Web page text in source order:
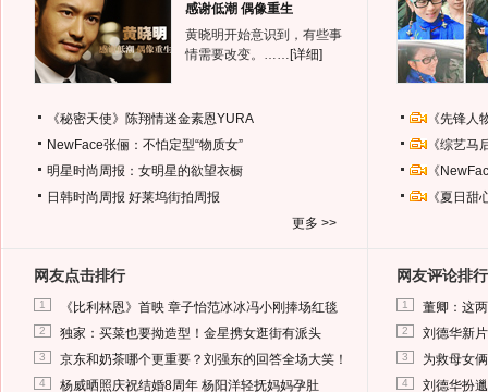
感谢低潮 偶像重生
黄晓明开始意识到，有些事
情需要改变。…… [详细]
《秘密天使》陈翔情迷金素恩YURA
NewFace张俪：不怕定型“物质女”
明星时尚周报：女明星的欲望衣橱
日韩时尚周报 好莱坞街拍周报
更多 >>
《先锋
《综艺
《
《夏日
网友点击排行
1 《比利林恩》首映 章子怡范冰冰冯小刚捧场红毯
2 独家：买菜也要拗造型！金星携女逛街有派头
3 京东和奶茶哪个更重要？刘强东的回答全场大笑！
4 杨威晒照庆祝结婚8周年 杨阳洋轻抚妈妈孕肚
网友评论排行
1 董卿：这
2 刘德华新
3 为救母女
4 刘德华扮